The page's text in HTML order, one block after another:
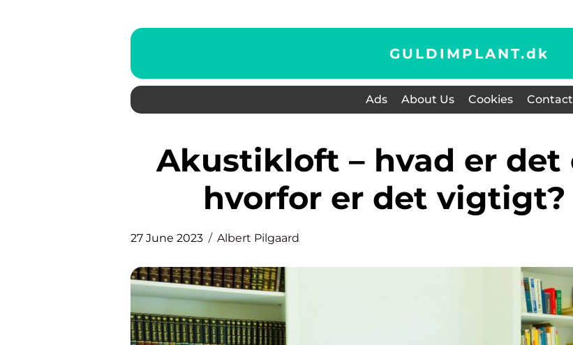
GULDIMPLANT.dk
Ads About Us Cookies Contact
Akustikloft – hvad er det og
hvorfor er det vigtigt?
27 June 2023 Albert Pilgaard